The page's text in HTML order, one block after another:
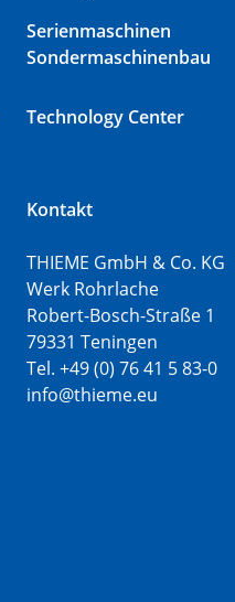
Serienmaschinen
Sondermaschinenbau
Technology Center
Kontakt
THIEME GmbH & Co. KG
Werk Rohrlache
Robert-Bosch-Straße 1
79331 Teningen
Tel. +49 (0) 76 41 5 83-0
info@thieme.eu